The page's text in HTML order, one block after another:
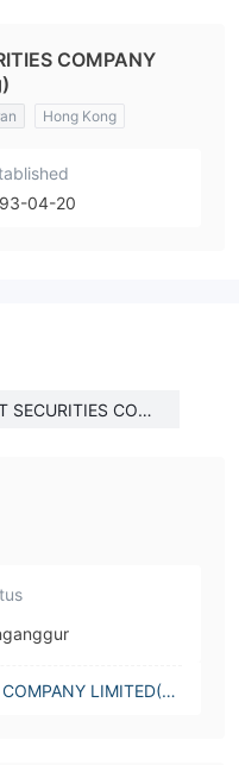
COMPANY
Hong Kong
04-20
SECURITIES COM
COMPANY LIMITED(H